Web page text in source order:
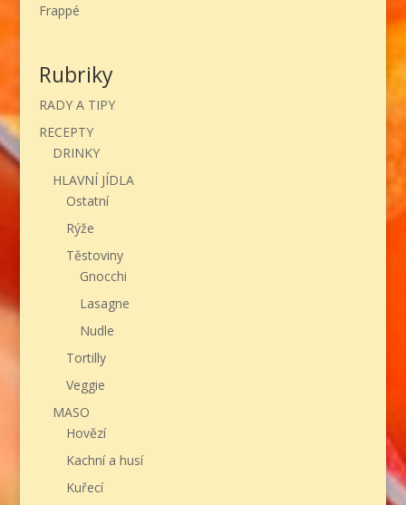
Frappé
Rubriky
RADY A TIPY
RECEPTY
DRINKY
HLAVNÍ JÍDLA
Ostatní
Rýže
Těstoviny
Gnocchi
Lasagne
Nudle
Tortilly
Veggie
MASO
Hovězí
Kachní a husí
Kuřecí